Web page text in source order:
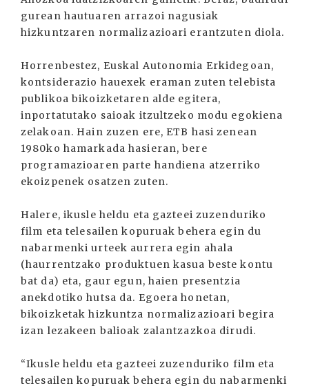
gurean hautuaren arrazoi nagusiak
hizkuntzaren normalizazioari erantzuten diola.
Horrenbestez, Euskal Autonomia Erkidegoan,
kontsiderazio hauexek eraman zuten telebista
publikoa bikoizketaren alde egitera,
inportatutako saioak itzultzeko modu egokiena
zelakoan. Hain zuzen ere, ETB hasi zenean
1980ko hamarkada hasieran, bere
programazioaren parte handiena atzerriko
ekoizpenek osatzen zuten.
Halere, ikusle heldu eta gazteei zuzenduriko
film eta telesailen kopuruak behera egin du
nabarmenki urteek aurrera egin ahala
(haurrentzako produktuen kasua beste kontu
bat da) eta, gaur egun, haien presentzia
anekdotiko hutsa da. Egoera honetan,
bikoizketak hizkuntza normalizazioari begira
izan lezakeen balioak zalantzazkoa dirudi.
“Ikusle heldu eta gazteei zuzenduriko film eta
telesailen kopuruak behera egin du nabarmenki